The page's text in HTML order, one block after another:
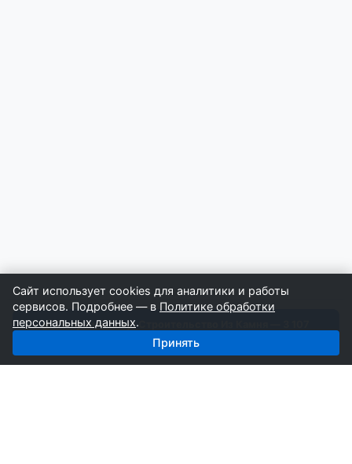
Получить базу: Строительство Из Камня — 3 107
строителей
Сайт использует cookies для аналитики и работы
сервисов. Подробнее — в Политике обработки
персональных данных.
Принять